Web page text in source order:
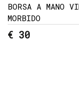
BORSA A MANO
MORBIDO
€ 30